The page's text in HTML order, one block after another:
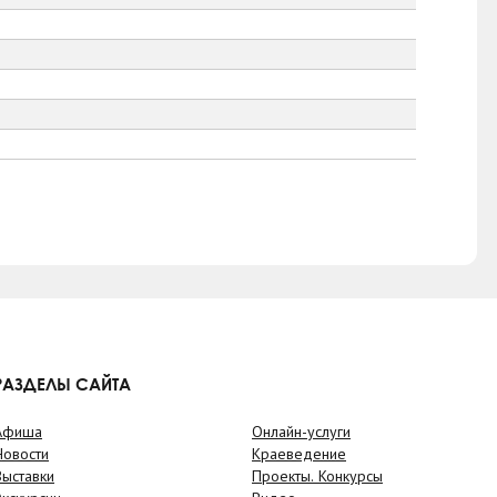
САЙТА
Онлайн-услуги
Краеведение
Проекты. Конкурсы